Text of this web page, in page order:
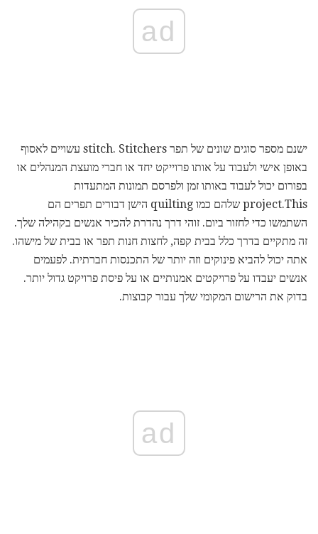
ad
ישנם מספר סוגים שונים של תפר stitch. Stitchers עשויים לאסוף
באופן אישי ולעבוד על אותו פרוייקט יחד או חברי מועצת המנהלים או
בפורום יכול לעבוד באותו זמן ולפרסם תמונות המתעדות
project.This שלהם כמו quilting הישן דבורים תפרים הם
השתמשו כדי לחזור ביום. זוהי דרך נהדרת להכיר אנשים בקהילה שלך.
זה מתקיים בדרך כלל בבית קפה, לחצות חנות תפר או בבית של מישהו.
אתה יכול להביא פינוקים וזה יותר של התכנסות חברתית. לפעמים
אנשים יעבדו על פרויקטים אמנותיים או על פיסת פרויקט גדול יותר.
בדוק את הרישום המקומי שלך עבור קבוצות.
ad